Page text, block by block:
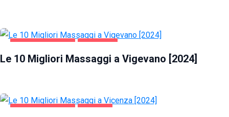
INTRATTENIMENTO VIGEVANO
Le 10 Migliori Massaggi a Vigevano [2024]
INTRATTENIMENTO VICENZA